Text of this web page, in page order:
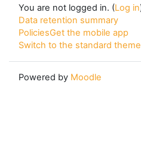
You are not logged in. (Log in
Data retention summary
PoliciesGet the mobile app
Switch to the standard theme
Powered by Moodle